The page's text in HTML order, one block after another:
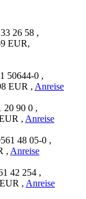
26 58 ,
EUR,
50644-0 ,
EUR , Anreise
20 90 0 ,
, Anreise
48 05-0 ,
, Anreise
42 254 ,
, Anreise